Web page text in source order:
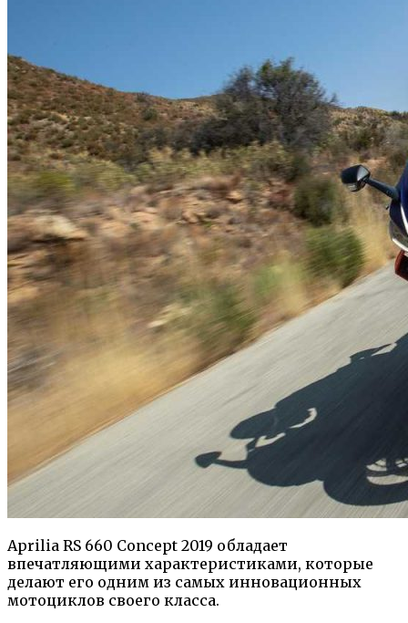
Aprilia RS 660 Concept 2019 обладает
впечатляющими характеристиками, которые
делают его одним из самых инновационных
мотоциклов своего класса.